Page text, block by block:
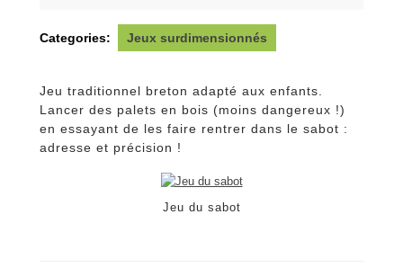
Categories: Jeux surdimensionnés
Jeu traditionnel breton adapté aux enfants.
Lancer des palets en bois (moins dangereux !)
en essayant de les faire rentrer dans le sabot :
adresse et précision !
Jeu du sabot